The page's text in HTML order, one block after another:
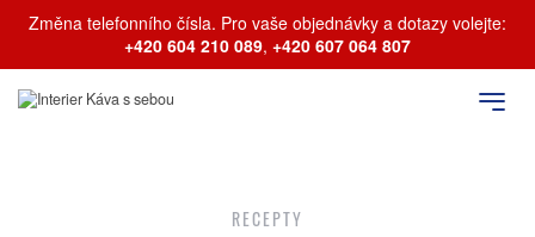
Změna telefonního čísla. Pro vaše objednávky a dotazy volejte:
+420 604 210 089, +420 607 064 807
RECEPTY